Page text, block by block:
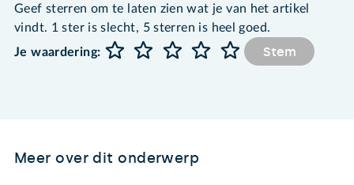
Geef sterren om te laten zien wat je van het artikel
vindt. 1 ster is slecht, 5 sterren is heel goed.
Je waardering:
Stem
Meer over dit onderwerp